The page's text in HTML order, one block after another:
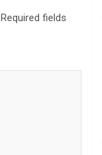
Required fields